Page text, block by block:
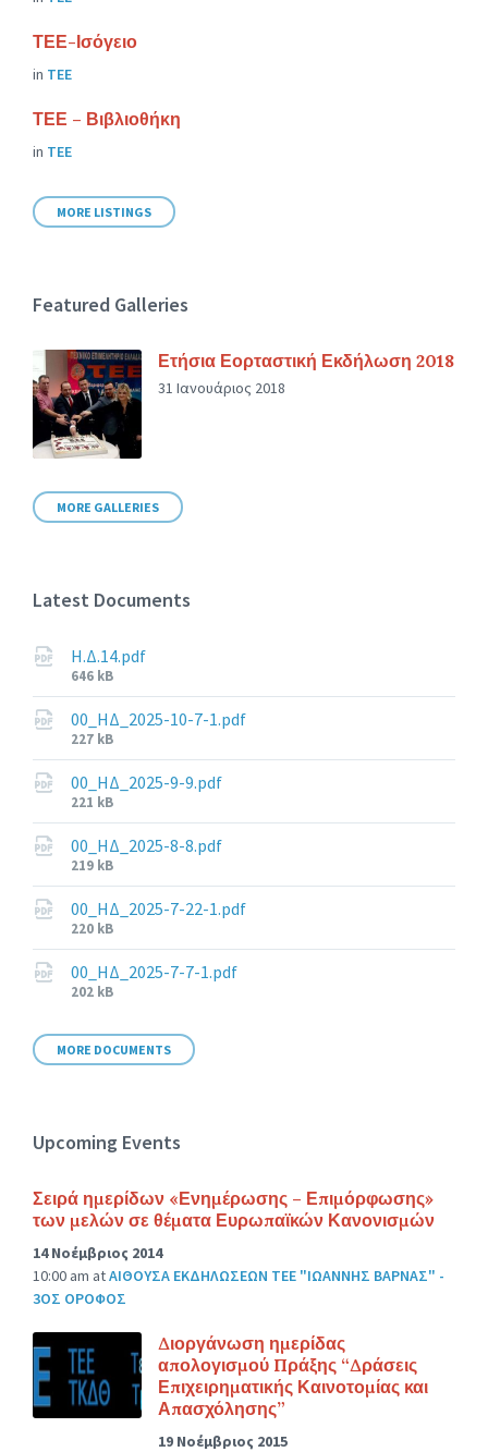
ΤΕΕ-Ισόγειο
in ΤΕΕ
ΤΕΕ – Βιβλιοθήκη
in ΤΕΕ
MORE LISTINGS
Featured Galleries
Ετήσια Εορταστική Εκδήλωση 2018
31 Ιανουάριος 2018
MORE GALLERIES
Latest Documents
Η.Δ.14.pdf
File
size:
646 kB
00_ΗΔ_2025-10-7-1.pdf
File
size:
227 kB
00_ΗΔ_2025-9-9.pdf
File
size:
221 kB
00_ΗΔ_2025-8-8.pdf
File
size:
219 kB
00_ΗΔ_2025-7-22-1.pdf
File
size:
220 kB
00_ΗΔ_2025-7-7-1.pdf
File
202 kB
MORE DOCUMENTS
Upcoming Events
Σειρά ημερίδων «Ενημέρωσης – Επιμόρφωσης»
των μελών σε θέματα Ευρωπαϊκών Κανονισμών
14 Νοέμβριος 2014
10:00 am atΑΙΘΟΥΣΑ ΕΚΔΗΛΩΣΕΩΝ ΤΕΕ "ΙΩΑΝΝΗΣ ΒΑΡΝΑΣ" -
3ΟΣ ΟΡΟΦΟΣ
Διοργάνωση ημερίδας
απολογισμού Πράξης “Δράσεις
Επιχειρηματικής Καινοτομίας και
Απασχόλησης”
19 Νοέμβριος 2015